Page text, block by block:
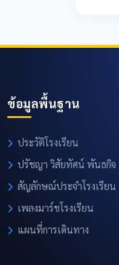
ข้อมูลพื้นฐาน
ประวัติโรงเรียน
ปรัชญา วิสัยทัศน์ พันธกิจ
สัญลักษณ์ประจำโรงเรียน
เพลงมาร์ชโรงเรียน
แผนที่การเดินทาง